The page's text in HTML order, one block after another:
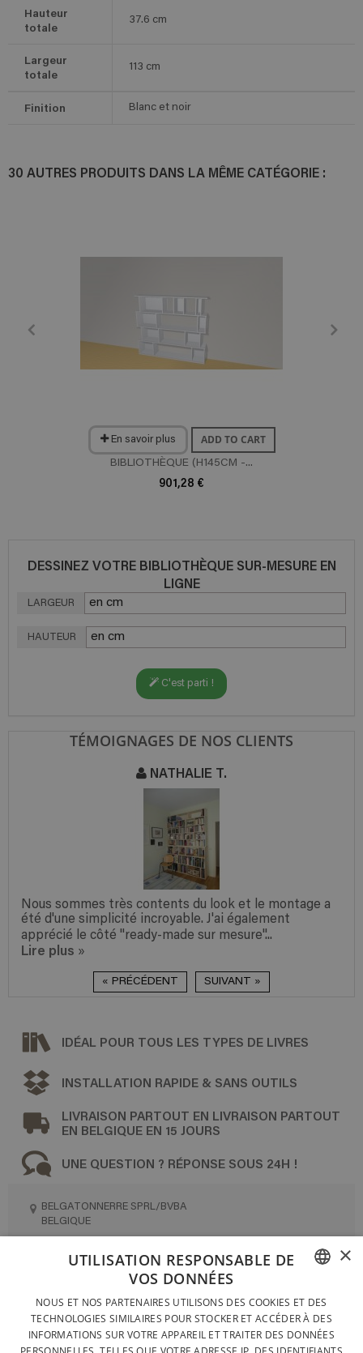
Hauteur
totale
37.6 cm
Largeur
totale
113 cm
Finition Blanc et noir
30 AUTRES PRODUITS DANS LA MÊME CATÉGORIE :
En savoir plus ADD TO CART
BIBLIOTHÈQUE (H145CM -...
901,28 €
DESSINEZ VOTRE BIBLIOTHÈQUE SUR-MESURE EN
LIGNE
LARGEUR
HAUTEUR
C'est parti !
TÉMOIGNAGES DE NOS CLIENTS
NATHALIE T.
Nous sommes très contents du look et le montage a
été d'une simplicité incroyable. J'ai également
apprécié le côté "ready-made sur mesure"...
Lire plus »
« PRÉCÉDENT SUIVANT »
IDÉAL POUR TOUS LES TYPES DE LIVRES
INSTALLATION RAPIDE & SANS OUTILS
LIVRAISON PARTOUT EN LIVRAISON PARTOUT
EN BELGIQUE EN 15 JOURS
UNE QUESTION ? RÉPONSE SOUS 24H !
BELGATONNERRE SPRL/BVBA
BELGIQUE
+32 470 96 35 81
DESIGNÉ ET FABRIQUÉ INTÉGRALEMENT EN BELGIQUE
FRENCH
DUTCH
×
UTILISATION RESPONSABLE DE
VOS DONNÉES
NOUS ET NOS PARTENAIRES UTILISONS DES COOKIES ET DES
TECHNOLOGIES SIMILAIRES POUR STOCKER ET ACCÉDER À DES
INFORMATIONS SUR VOTRE APPAREIL ET TRAITER DES DONNÉES